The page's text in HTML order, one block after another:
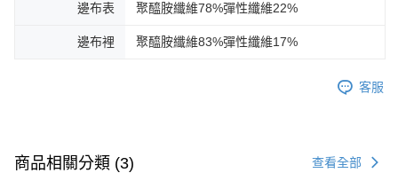
邊布表 聚醯胺纖維78%彈性纖維22%
邊布裡 聚醯胺纖維83%彈性纖維17%
客服
商品相關分類 (3) 查看全部